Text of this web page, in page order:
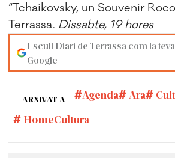
“Tchaikovsky, un Souvenir
Terrassa. Dissabte, 19 hores
Escull Diari de Terrassa com la
Google
ARXIVAT A Agenda Ara
HomeCultura